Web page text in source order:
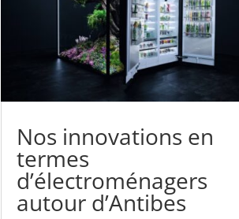
Nos innovations en
termes
d’électroménagers
autour d’Antibes